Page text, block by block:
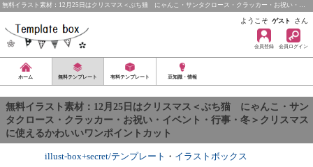
無料イラスト素材：12月25日はクリスマス＜ぶち猫 にゃんこ・サンタクロース・クラッカー・お祝い・…
ようこそ ゲスト さん
会員登録 会員ログイン
ホーム 無料テンプレート 有料テンプレート 豆知識・情報
無料イラスト素材：12月25日はクリスマス＜ぶち猫 にゃんこ・サン
タクロース・クラッカー・お祝い・イベント・行事・冬＞クリスマス
に使えるかわいいワンポイントカット
illust-box+secret/テンプレート ・ イラストボックス